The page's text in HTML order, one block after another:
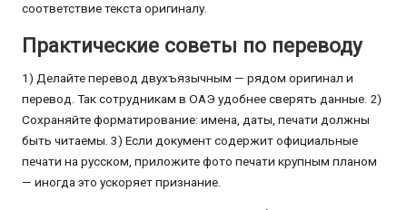
соответствие текста оригиналу.
Практические советы по переводу
1) Делайте перевод двухъязычным — рядом оригинал и
перевод. Так сотрудникам в ОАЭ удобнее сверять данные. 2)
Сохраняйте форматирование: имена, даты, печати должны
быть читаемы. 3) Если документ содержит официальные
печати на русском, приложите фото печати крупным планом
— иногда это ускоряет признание.